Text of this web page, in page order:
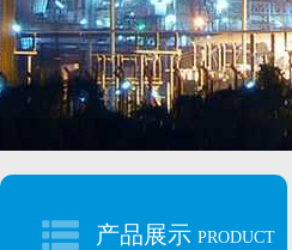
产品展示 PRODUCT